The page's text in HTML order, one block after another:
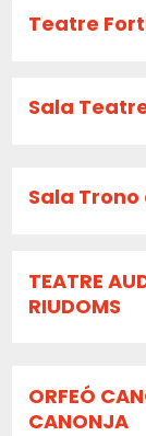
Teatre
Sala
Sala
TEATRE
RIUDOMS
ORFEÓ
CANONJA